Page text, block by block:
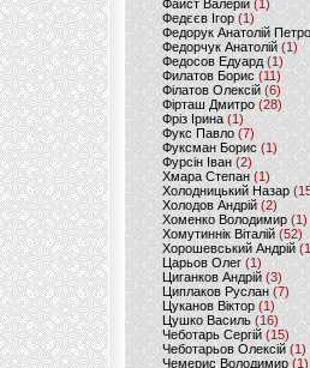
Файст Валерій(1)
Федєєв Ігор (1)
Федорук Анатолій
Федорчук Анатолій (1)
Федосов Едуард (1)
Филатов Борис (11)
Філатов Олексій (6)
Фірташ Дмитро (28)
Фріз Ірина (1)
Фукс Павло (7)
Фуксман Борис (1)
Фурсін Іван (2)
Хмара Степан(1)
Холодницький Назар
Холодов Андрій (2)
Хоменко Володимир (1)
Хомутиннік Віталій (52)
Хорошевський Андрій
Царьов Олег (1)
Циганков Андрій (3)
Циплаков Руслан(7)
Цуканов Віктор (1)
Цушко Василь (16)
Чеботарь Сергій (15)
Чеботарьов Олексій (1)
Чемерис Володимир (1)